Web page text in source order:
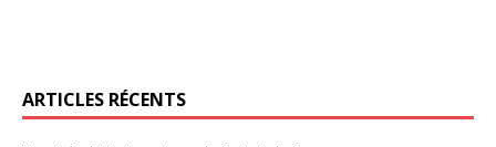
ARTICLES RÉCENTS